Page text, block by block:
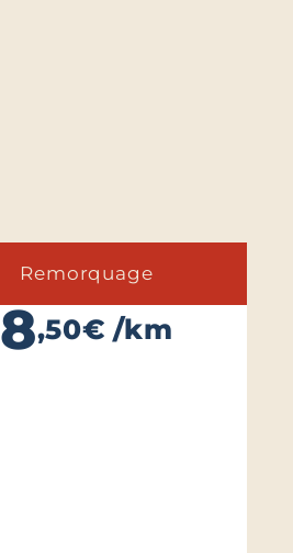
Remorquage
8,50€ /km